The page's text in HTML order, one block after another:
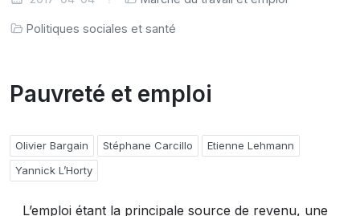
Politiques sociales et santé
Pauvreté et emploi
Olivier Bargain Stéphane Carcillo
Etienne Lehmann
Yannick L’Horty
L’emploi étant la principale source de revenu, une